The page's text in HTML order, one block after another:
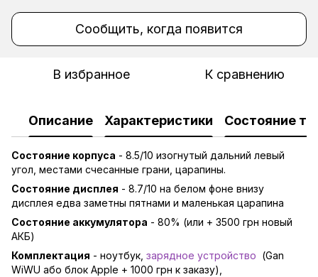
Сообщить, когда появится
В избранное К сравнению
Описание Характеристики Состояние
Состояние корпуса - 8.5/10 изогнутый дальний левый
угол, местами счесанные грани, царапины.
Состояние дисплея - 8.7/10 на белом фоне внизу
дисплея едва заметны пятнами и маленькая царапина
Состояние аккумулятора - 80% (или + 3500 грн новый
АКБ)
Комплектация - ноутбук, зарядное устройство (Gan
WiWU або блок Apple + 1000 грн к заказу),